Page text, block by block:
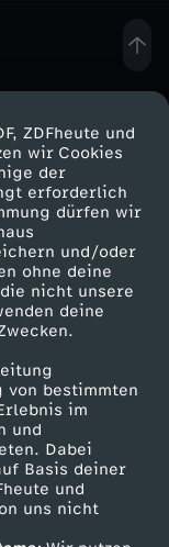
ZDFheute und
wir Cookies
der
erforderlich
dürfen wir
und/oder
ohne deine
nicht unsere
deine
bestimmten
im
und
Dabei
Basis deiner
und
uns nicht
ZDF